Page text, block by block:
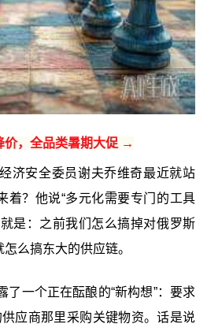
价，全品类暑期大促 →
济安全委员谢夫乔维奇最近就站
着？他说“多元化需要专门的工具
是：之前我们怎么搞掉对俄罗斯
么搞东大的供应链。
了一个正在酝酿的“新构想”：要求
应商那里采购关键物资。话是说